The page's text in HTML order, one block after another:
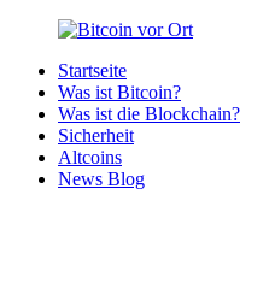
Zurück
Inhalt
Bitcoin
Bitcoins
deiner
Region
Startseite
Was ist Bitcoin?
Was ist die Blockchain?
Sicherheit
Altcoins
News Blog